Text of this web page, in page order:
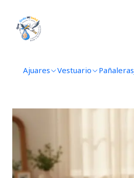
Ajuares Vestuario Pañaleras